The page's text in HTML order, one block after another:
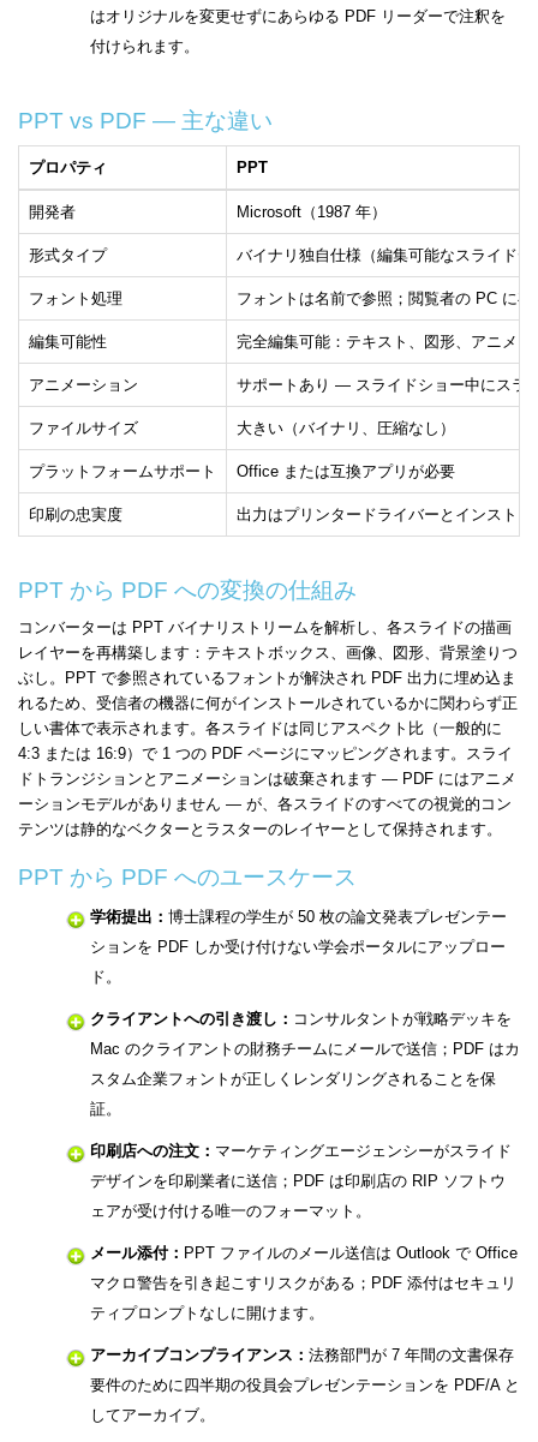
はオリジナルを変更せずにあらゆる PDF リーダーで注釈を
付けられます。
PPT vs PDF — 主な違い
プロパティ PPT
開発者 Microsoft（1987 年）
形式タイプ バイナリ独自仕様（編集可能なスライドデ
フォント処理 フォントは名前で参照；閲覧者の PC に
編集可能性 完全編集可能：テキスト、図形、アニメ
アニメーション サポートあり — スライドショー中にスラ
ファイルサイズ 大きい（バイナリ、圧縮なし）
プラットフォームサポート Office または互換アプリが必要
印刷の忠実度 出力はプリンタードライバーとインスト
PPT から PDF への変換の仕組み
コンバーターは PPT バイナリストリームを解析し、各スライドの描画
レイヤーを再構築します：テキストボックス、画像、図形、背景塗りつ
ぶし。PPT で参照されているフォントが解決され PDF 出力に埋め込ま
れるため、受信者の機器に何がインストールされているかに関わらず正
しい書体で表示されます。各スライドは同じアスペクト比（一般的に
4:3 または 16:9）で 1 つの PDF ページにマッピングされます。スライ
ドトランジションとアニメーションは破棄されます — PDF にはアニメ
ーションモデルがありません — が、各スライドのすべての視覚的コン
テンツは静的なベクターとラスターのレイヤーとして保持されます。
PPT から PDF へのユースケース
学術提出： 博士課程の学生が 50 枚の論文発表プレゼンテー
ションを PDF しか受け付けない学会ポータルにアップロー
ド。
クライアントへの引き渡し： コンサルタントが戦略デッキを
Mac のクライアントの財務チームにメールで送信；PDF はカ
スタム企業フォントが正しくレンダリングされることを保
証。
印刷店への注文： マーケティングエージェンシーがスライド
デザインを印刷業者に送信；PDF は印刷店の RIP ソフトウ
ェアが受け付ける唯一のフォーマット。
メール添付： PPT ファイルのメール送信は Outlook で Office
マクロ警告を引き起こすリスクがある；PDF 添付はセキュリ
ティプロンプトなしに開けます。
アーカイブコンプライアンス： 法務部門が 7 年間の文書保存
要件のために四半期の役員会プレゼンテーションを PDF/A と
してアーカイブ。